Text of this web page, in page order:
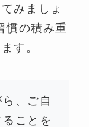
みましょ
慣の積み重
す。
、ご自
ことを